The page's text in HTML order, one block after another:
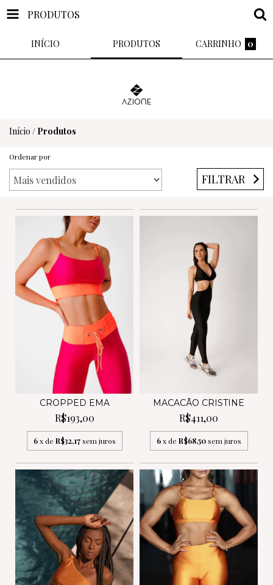
PRODUTOS
INÍCIO PRODUTOS CARRINHO 0
Início / Produtos
Ordenar por
FILTRAR
CROPPED EMA
R$193,00
6 x de R$32,17 sem juros
MACACÃO CRISTINE
R$411,00
6 x de R$68,50 sem juros